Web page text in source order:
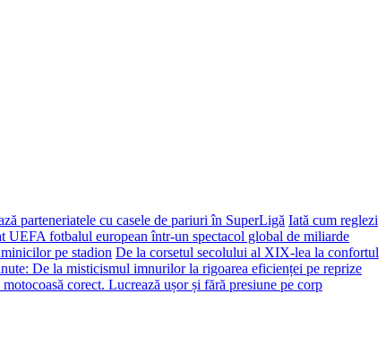
parteneriatele cu casele de pariuri în SuperLigă Iată cum reglezi
fotbalul european într-un spectacol global de miliarde
pe stadion De la corsetul secolului al XIX-lea la confortul
De la misticismul imnurilor la rigoarea eficienței pe reprize
corect. Lucrează ușor și fără presiune pe corp